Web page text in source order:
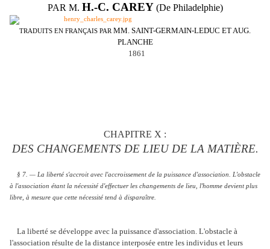
PAR M. H.-C. CAREY (De Philadelphie)
TRADUITS EN FRANÇAIS PARMM. SAINT-GERMAIN-LEDUC ET AUG.
PLANCHE
1861
CHAPITRE X :
DES CHANGEMENTS DE LIEU DE LA MATIÈRE.
§ 7. — La liberté s'accroit avec l'accroissement de la puissance d'association. L'obstacle
à l'association étant la nécessité d'effectuer les changements de lieu, l'homme devient plus
libre, à mesure que cette nécessité tend à disparaître.
La liberté se développe avec la puissance d'association. L'obstacle à
l'association résulte de la distance interposée entre les individus et leurs